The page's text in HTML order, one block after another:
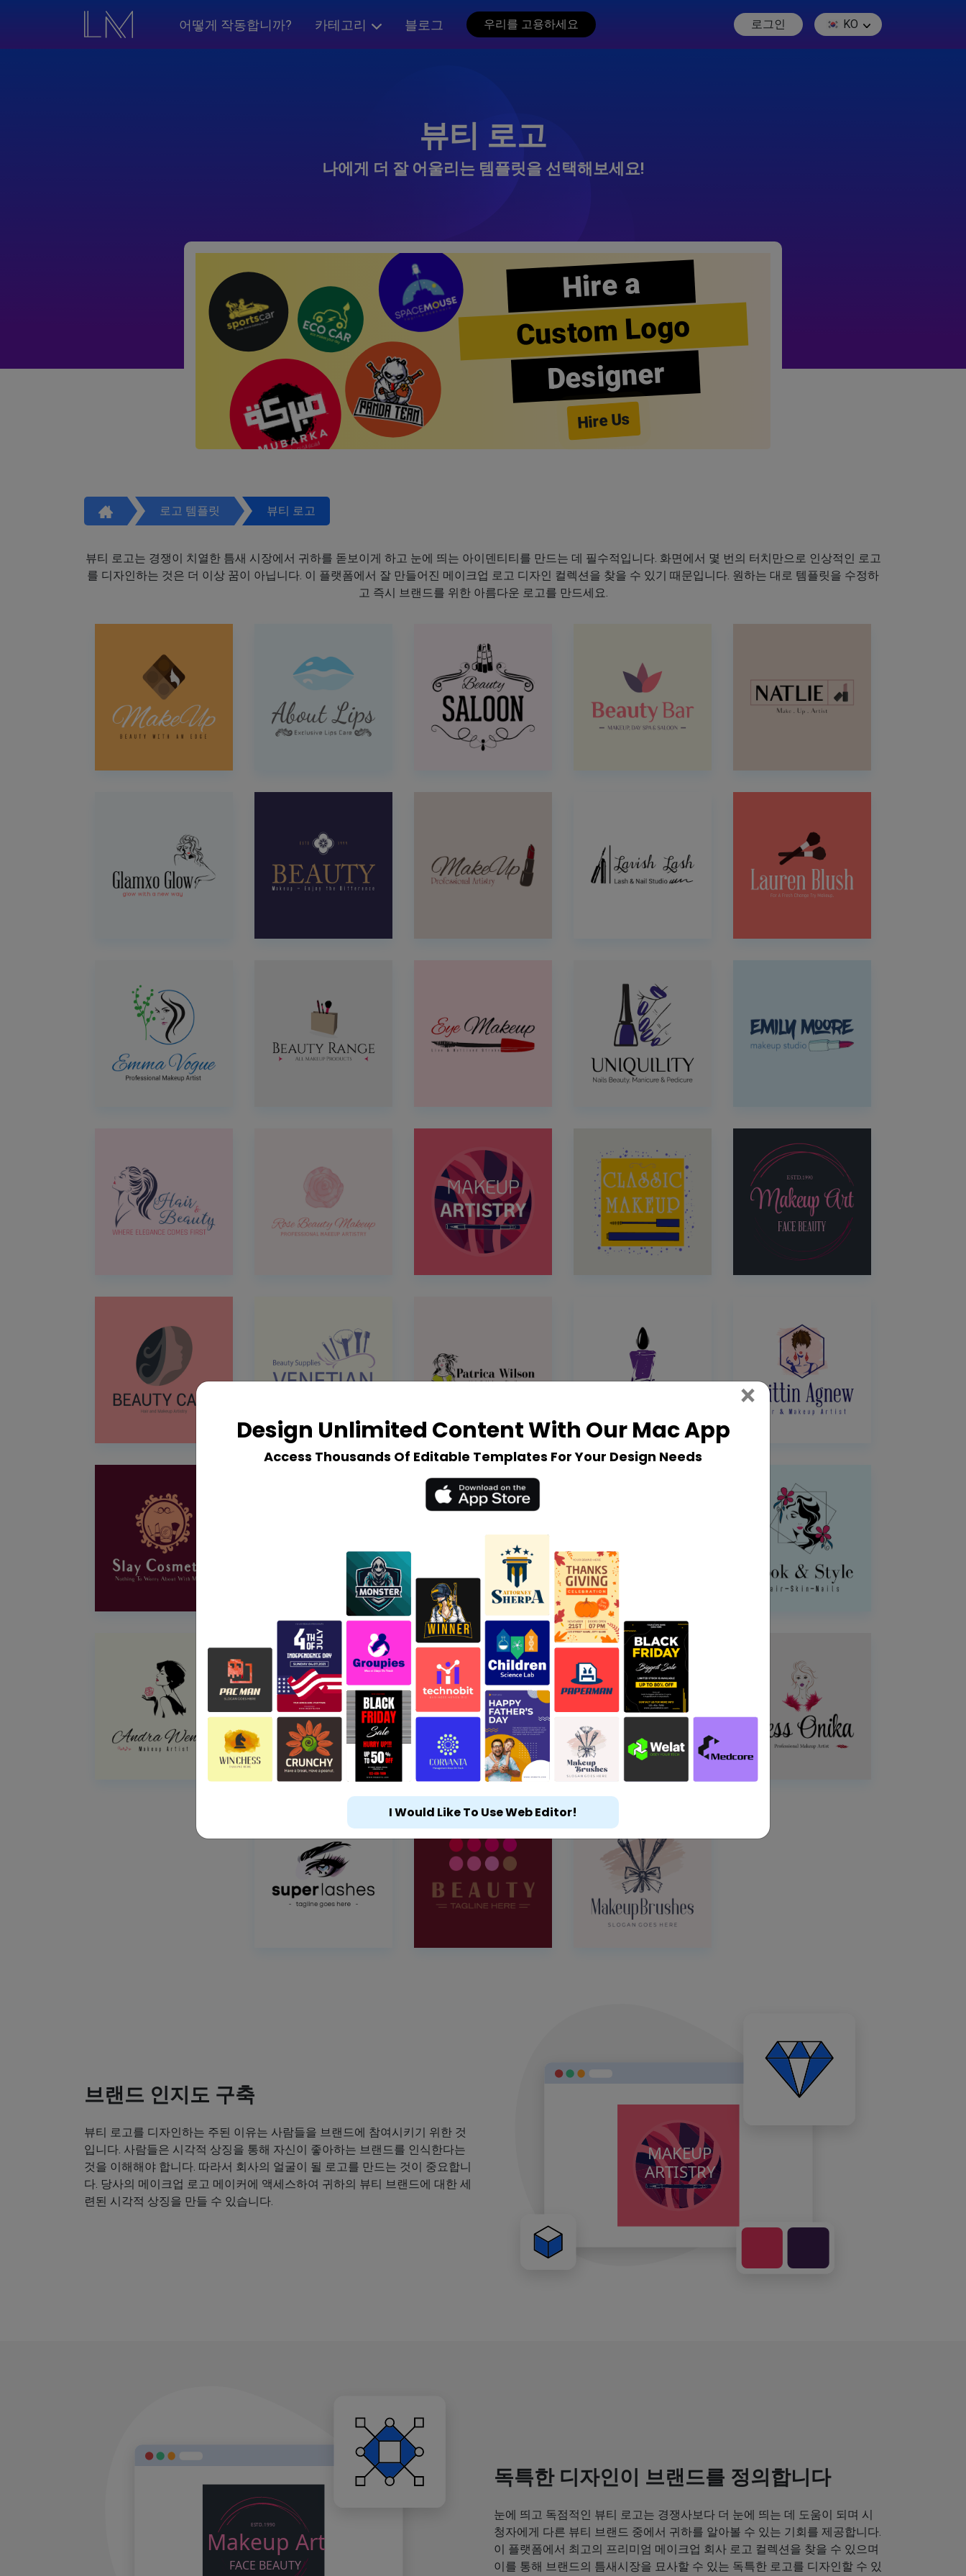
어떻게 작동합니까? 카테고리 블로그 우리를 고용하세요 로그인 KO
뷰티 로고
나에게 더 잘 어울리는 템플릿을 선택해보세요!
Hire a
Custom Logo
Designer
Hire Us
로고 템플릿 뷰티 로고
뷰티 로고는 경쟁이 치열한 틈새 시장에서 귀하를 돋보이게 하고 눈에 띄는 아이덴티티를 만드는 데 필수적입니다. 화면에서 몇 번의 터치만으로 인상적인 로고
를 디자인하는 것은 더 이상 꿈이 아닙니다. 이 플랫폼에서 잘 만들어진 메이크업 로고 디자인 컬렉션을 찾을 수 있기 때문입니다. 원하는 대로 템플릿을 수정하
고 즉시 브랜드를 위한 아름다운 로고를 만드세요.
브랜드 인지도 구축
뷰티 로고를 디자인하는 주된 이유는 사람들을 브랜드에 참여시키기 위한 것
입니다. 사람들은 시각적 상징을 통해 자신이 좋아하는 브랜드를 인식한다는
것을 이해해야 합니다. 따라서 회사의 얼굴이 될 로고를 만드는 것이 중요합니
다. 당사의 메이크업 로고 메이커에 액세스하여 귀하의 뷰티 브랜드에 대한 세
련된 시각적 상징을 만들 수 있습니다.
독특한 디자인이 브랜드를 정의합니다
눈에 띄고 독점적인 뷰티 로고는 경쟁사보다 더 눈에 띄는 데 도움이 되며 시
청자에게 다른 뷰티 브랜드 중에서 귀하를 알아볼 수 있는 기회를 제공합니다.
이 플랫폼에서 최고의 프리미엄 메이크업 회사 로고 컬렉션을 찾을 수 있으며
이를 통해 브랜드의 틈새시장을 묘사할 수 있는 독특한 로고를 디자인할 수 있
Design Unlimited Content With Our Mac App
Access Thousands Of Editable Templates For Your Design Needs
× Close
I Would Like To Use Web Editor!